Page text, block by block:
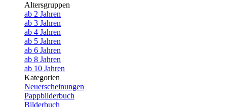
Altersgruppen
ab 2 Jahren
ab 3 Jahren
ab 4 Jahren
ab 5 Jahren
ab 6 Jahren
ab 8 Jahren
ab 10 Jahren
Kategorien
Neuerscheinungen
Pappbilderbuch
Bilderbuch